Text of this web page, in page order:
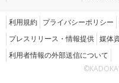
利用規約 プライバシーポリシー
プレスリリース・情報提供 媒体
利用者情報の外部送信について